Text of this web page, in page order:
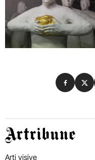
Condividi
Artribune
Arti visive